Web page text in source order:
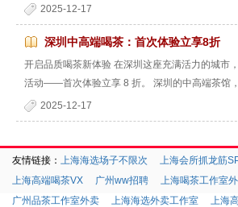
2025-12-17
深圳中高端喝茶：首次体验立享8折
开启品质喝茶新体验 在深圳这座充满活力的城市
活动——首次体验立享 8 折。 深圳的中高端茶馆
2025-12-17
友情链接： 上海海选场子不限次 上海会所抓龙筋
上海高端喝茶VX
广州ww招聘 上海喝茶工作室
广州品茶工作室外卖
上海海选外卖工作室 上海